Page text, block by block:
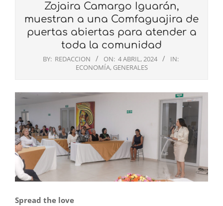
Zojaira Camargo Iguarán,
muestran a una Comfaguajira de
puertas abiertas para atender a
toda la comunidad
BY: REDACCION ON: 4 ABRIL, 2024
IN:
ECONOMÍA, GENERALES
Spread the love